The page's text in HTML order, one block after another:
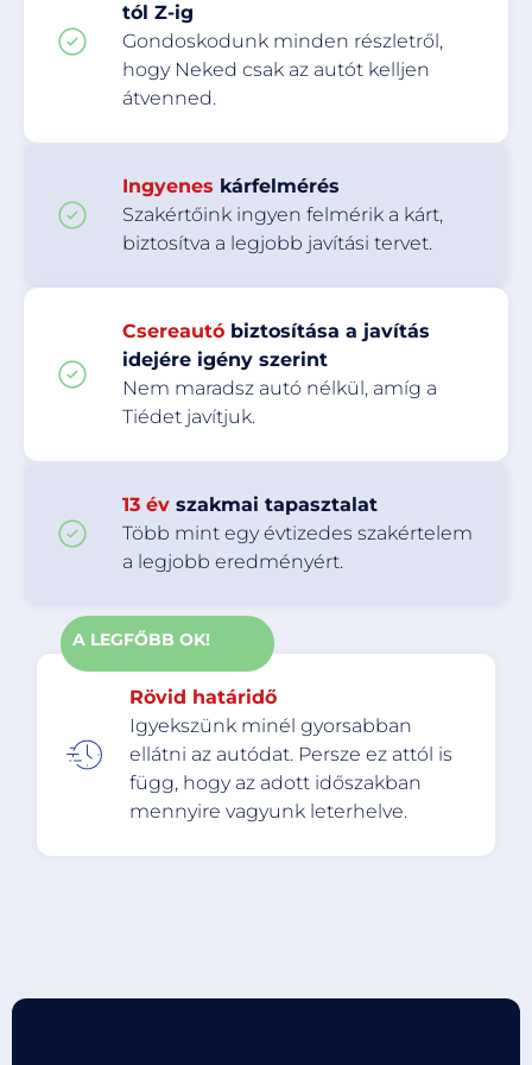
tól Z-ig
Gondoskodunk minden részletről,
hogy Neked csak az autót kelljen
átvenned.
Ingyenes kárfelmérés
Szakértőink ingyen felmérik a kárt,
biztosítva a legjobb javítási tervet.
Csereautó biztosítása a javítás
idejére igény szerint
Nem maradsz autó nélkül, amíg a
Tiédet javítjuk.
13 év szakmai tapasztalat
Több mint egy évtizedes szakértelem
a legjobb eredményért.
A LEGFŐBB OK!
Rövid határidő
Igyekszünk minél gyorsabban
ellátni az autódat. Persze ez attól is
függ, hogy az adott időszakban
mennyire vagyunk leterhelve.